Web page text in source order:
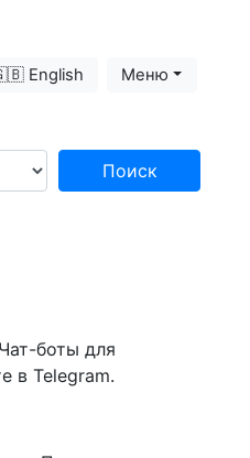
English Меню
Поиск
боты для
в Telegram.